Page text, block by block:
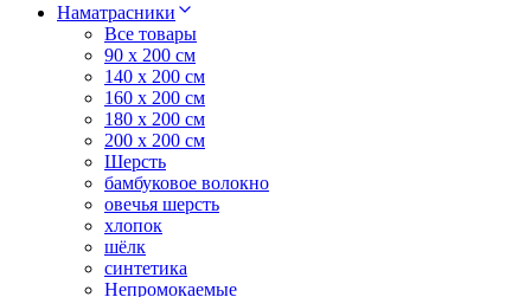
Наматрасники
Все товары
90 x 200 см
140 x 200 см
160 x 200 см
180 x 200 см
200 x 200 см
Шерсть
бамбуковое волокно
овечья шерсть
хлопок
шёлк
синтетика
Непромокаемые